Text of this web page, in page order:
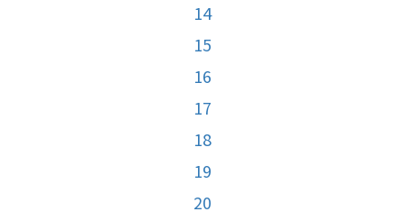
14
15
16
17
18
19
20